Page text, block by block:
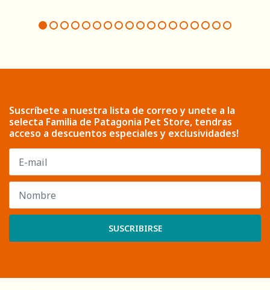
Suscríbete a nuestra lista de correo y unete a la
selecta Familia de Patagonia Pet Store, tendras
acceso a descuentos especiales y exclusividades!
SUSCRIBIRSE